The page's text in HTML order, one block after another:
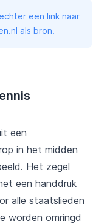
een link naar
als bron.
een
in het midden
Het zegel
een handdruk
alle staatslieden
worden omringd